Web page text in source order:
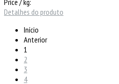
Price / kg:
Detalhes do produto
Início
Anterior
1
2
3
4